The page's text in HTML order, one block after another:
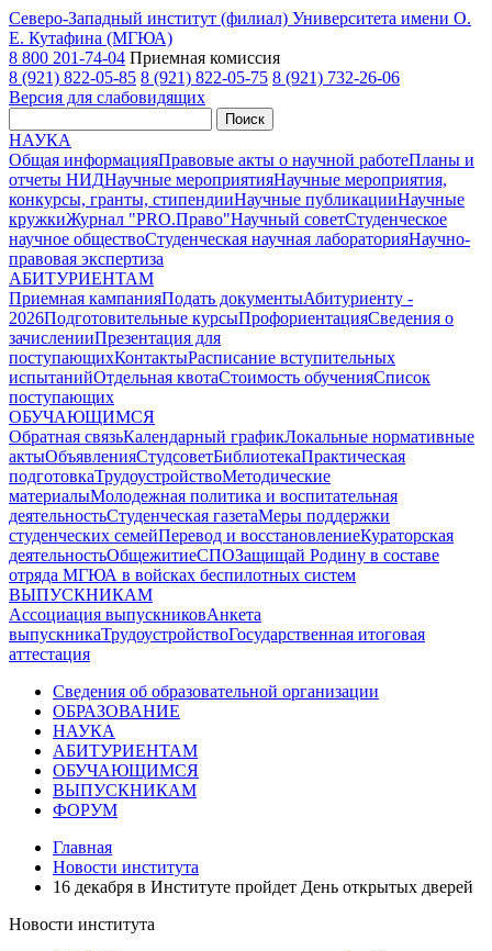
Северо-Западный институт (филиал) Университета имени О.
Е. Кутафина (МГЮА)
8 800 201-74-04 Приемная комиссия
8 (921) 822-05-85 8 (921) 822-05-75 8 (921) 732-26-06
Версия для слабовидящих
Поиск
НАУКА
Общая информацияПравовые акты о научной работеПланы и
отчеты НИДНаучные мероприятияНаучные мероприятия,
конкурсы, гранты, стипендииНаучные публикацииНаучные
кружкиЖурнал "PRO.Право"Научный советСтуденческое
научное обществоСтуденческая научная лабораторияНаучно-
правовая экспертиза
АБИТУРИЕНТАМ
Приемная кампанияПодать документыАбитуриенту -
2026Подготовительные курсыПрофориентацияСведения о
зачисленииПрезентация для
поступающихКонтактыРасписание вступительных
испытанийОтдельная квотаСтоимость обученияCписок
поступающих
ОБУЧАЮЩИМСЯ
Обратная связьКалендарный графикЛокальные нормативные
актыОбъявленияСтудсоветБиблиотекаПрактическая
подготовкаТрудоустройствоМетодические
материалыМолодежная политика и воспитательная
деятельностьСтуденческая газетаМеры поддержки
студенческих семейПеревод и восстановлениеКураторская
деятельностьОбщежитиеСПОЗащищай Родину в составе
отряда МГЮА в войсках беспилотных систем
ВЫПУСКНИКАМ
Ассоциация выпускниковАнкета
выпускникаТрудоустройствоГосударственная итоговая
аттестация
Сведения об образовательной организации
ОБРАЗОВАНИЕ
НАУКА
АБИТУРИЕНТАМ
ОБУЧАЮЩИМСЯ
ВЫПУСКНИКАМ
ФОРУМ
Главная
Новости института
16 декабря в Институте пройдет День открытых дверей
Новости института